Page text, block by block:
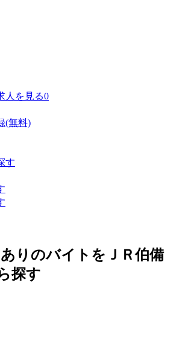
人を見る0
(無料)
す
りのバイトをＪＲ伯備
探す